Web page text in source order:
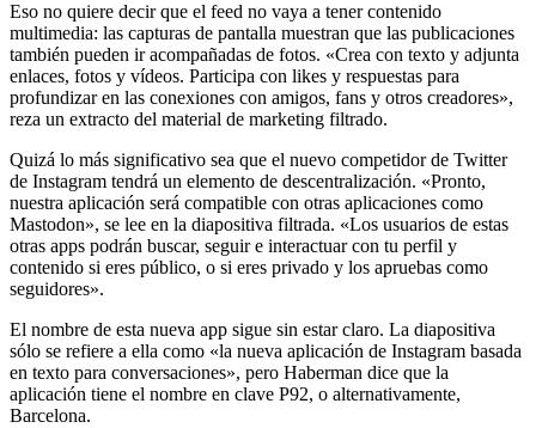
Eso no quiere decir que el feed no vaya a tener contenido
multimedia: las capturas de pantalla muestran que las publicaciones
también pueden ir acompañadas de fotos. «Crea con texto y adjunta
enlaces, fotos y vídeos. Participa con likes y respuestas para
profundizar en las conexiones con amigos, fans y otros creadores»,
reza un extracto del material de marketing filtrado.
Quizá lo más significativo sea que el nuevo competidor de Twitter
de Instagram tendrá un elemento de descentralización. «Pronto,
nuestra aplicación será compatible con otras aplicaciones como
Mastodon», se lee en la diapositiva filtrada. «Los usuarios de estas
otras apps podrán buscar, seguir e interactuar con tu perfil y
contenido si eres público, o si eres privado y los apruebas como
seguidores».
El nombre de esta nueva app sigue sin estar claro. La diapositiva
sólo se refiere a ella como «la nueva aplicación de Instagram basada
en texto para conversaciones», pero Haberman dice que la
aplicación tiene el nombre en clave P92, o alternativamente,
Barcelona.